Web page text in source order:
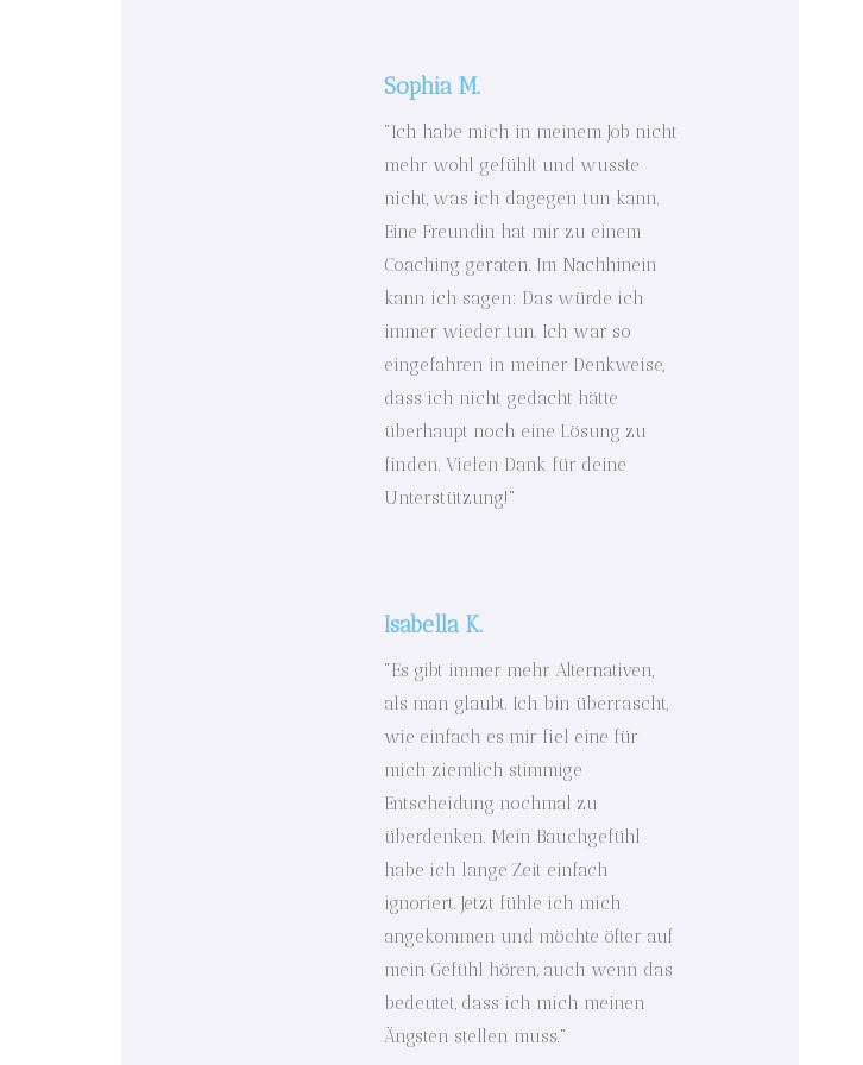
Sophia M.
"Ich habe mich in meinem Job nicht
mehr wohl gefühlt und wusste
nicht, was ich dagegen tun kann.
Eine Freundin hat mir zu einem
Coaching geraten. Im Nachhinein
kann ich sagen: Das würde ich
immer wieder tun. Ich war so
eingefahren in meiner Denkweise,
dass ich nicht gedacht hätte
überhaupt noch eine Lösung zu
finden. Vielen Dank für deine
Unterstützung!"
Isabella K.
"Es gibt immer mehr Alternativen,
als man glaubt. Ich bin überrascht,
wie einfach es mir fiel eine für
mich ziemlich stimmige
Entscheidung nochmal zu
überdenken. Mein Bauchgefühl
habe ich lange Zeit einfach
ignoriert. Jetzt fühle ich mich
angekommen und möchte öfter auf
mein Gefühl hören, auch wenn das
bedeutet, dass ich mich meinen
Ängsten stellen muss."